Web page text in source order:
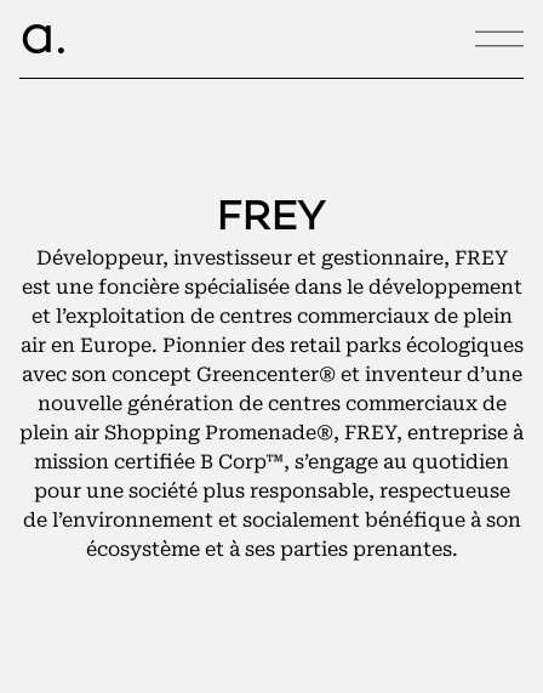
a
FREY
Développeur, investisseur et gestionnaire, FREY
est une foncière spécialisée dans le développement
et l’exploitation de centres commerciaux de plein
air en Europe. Pionnier des retail parks écologiques
avec son concept Greencenter® et inventeur d’une
nouvelle génération de centres commerciaux de
plein air Shopping Promenade®, FREY, entreprise à
mission certifiée B Corp™, s’engage au quotidien
pour une société plus responsable, respectueuse
de l’environnement et socialement bénéfique à son
écosystème et à ses parties prenantes.
hello@armance.co
+33 1 40 57 00 00
00:26:19
22, rue de Douai
75009 Paris